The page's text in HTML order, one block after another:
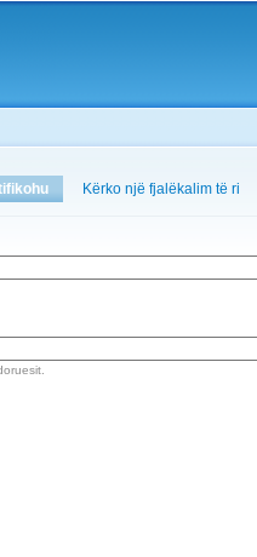
(active tab)
Kërko një fjalëkalim të ri